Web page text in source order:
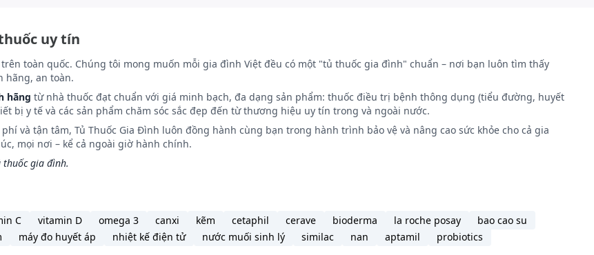
phẩm xa tầm tay trẻ em.
uy tín
toàn quốc. Chúng tôi mong muốn mỗi gia đình Việt đều có một "tủ thuốc gia đình" chuẩn – nơi bạn luôn tìm thấy
hãng, an toàn.
hãng từ nhà thuốc đạt chuẩn với giá minh bạch, đa dạng sản phẩm: thuốc điều trị bệnh thông dụng (tiểu đường, huyết
bị y tế và các sản phẩm chăm sóc sắc đẹp đến từ thương hiệu uy tín trong và ngoài nước.
và tận tâm, Tủ Thuốc Gia Đình luôn đồng hành cùng bạn trong hành trình bảo vệ và nâng cao sức khỏe cho cả gia
mọi nơi – kể cả ngoài giờ hành chính.
gia đình.
C vitamin D omega 3 canxi kẽm cetaphil cerave bioderma la roche posay
bao cao su
máy đo huyết áp nhiệt kế điện tử nước muối sinh lý similac nan aptamil probiotics